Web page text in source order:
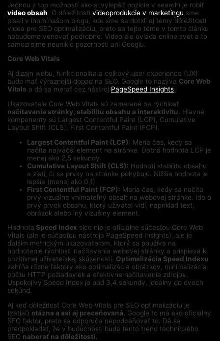
Jednou z top možností ako si vylepšiť pozície v searchi je robiť
video obsah. O dôležitostivideoprodukcie v marketingu sme
písali v inom našom blogu, kde sme sa dotkli aj témy dôležitosti
videa pre SEO optimalizáciu, preto sa tejto téme v tomto článku
nebudeme venovať podrobne. Video ale ovláda online svet a to
samozrejme neuniklo pozornosti ani Googlu.
Core Web Vitals
Aj dizajn webu, funkcionalita a celkový user experience (UX)
bude mať výraznejší dopad na SEO. Google to nazýva Core Web
Vitals a dá sa merať cez nástroj PageSpeed Insights.
Ukazovatele Core Web Vitals sú zamerané na rýchlosť
načítavania stránky, stabilitu obsahu a interaktivitu. Hlavné
komponenty sú Largest Contentful Paint (LCP), Cumulative
Layout Shift (CLS), First Contentful Paint (FCP).
Largest Contentful Paint (LCP): Meria čas, kedy sa
načíta najväčší element na stránke. Dobrá hodnota LCP je
menej ako 2,5 sekundy.
Cumulative Layout Shift (CLS): Hodnotí stabilitu obsahu
a zistí, či sa prvky na stránke pohybujú. Nižšia hodnota je
lepšia (menej ako 0,1)
First Contentful Paint (FCP): Meria čas, kedy sa načíta
prvý vizuálne vnímateľný obsah na webovej stránke. Ide o
prvý prvok obsahu, ktorý užívateľ vidí, napríklad text,
obrázok alebo iný vizuálny element.
Hodnota Speed Index síce nie je oficiálne súčasťou Core Web
Vitals (ale je súčasťou nástroja PageSpeed Insights), ale je
ďalším metrickým ukazovateľom, ktorý sa používa na
hodnotenie rýchlosti načítavania webovej stránky a prispieva k
pozitívnej užívateľskej skúsenosti. Optimalizácia Speed Indexu
zahŕňa rôzne faktory ako optimalizácia obrázkov, minimalizácia
počtu HTTP požiadaviek a efektívne načítavanie zdrojov.
Uspokojivý Speed Index je pod 3,4 sekundy, ideálny do dvoch
sekúnd.
Aj keď dôležitosť Core Web Vitals pre SEO optimalizáciu je
(zatiaľ)otázna a asi aj preceňovaná , Google to má ako oficiálny
SEO faktor, preto sa odporúča nepodceňovať to. Dá sa
predpokladať, že v budúcnosti bude tento trend technického
SEO naberať na dôležitosti.